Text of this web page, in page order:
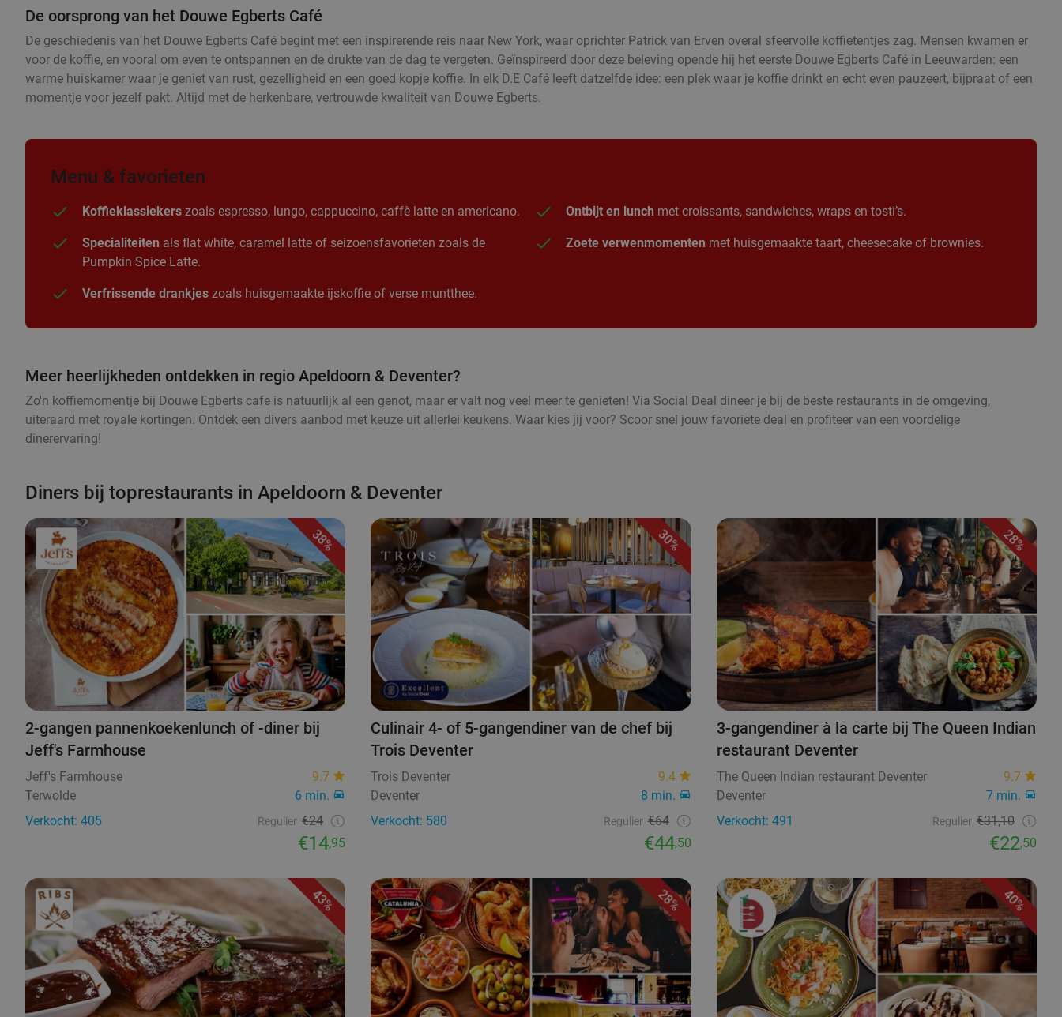
De oorsprong van het Douwe Egberts Café
De geschiedenis van het Douwe Egberts Café begint met een inspirerende reis naar New York, waar oprichter Patrick van Erven overal sfeervolle koffietentjes zag. Mensen kwamen er
voor de koffie, en vooral om even te ontspannen en de drukte van de dag te vergeten. Geïnspireerd door deze beleving opende hij het eerste Douwe Egberts Café in Leeuwarden: een
warme huiskamer waar je geniet van rust, gezelligheid en een goed kopje koffie. In elk D.E Café leeft datzelfde idee: een plek waar je koffie drinkt en echt even pauzeert, bijpraat of een
momentje voor jezelf pakt. Altijd met de herkenbare, vertrouwde kwaliteit van Douwe Egberts.
Menu & favorieten
Koffieklassiekers zoals espresso, lungo, cappuccino, caffè latte en americano.
Specialiteiten als flat white, caramel latte of seizoensfavorieten zoals de
Pumpkin Spice Latte.
Verfrissende drankjes zoals huisgemaakte ijskoffie of verse muntthee.
Ontbijt en lunch met croissants, sandwiches, wraps en tosti’s.
Zoete verwenmomenten met huisgemaakte taart, cheesecake of brownies.
Meer heerlijkheden ontdekken in regio Apeldoorn & Deventer?
Zo'n koffiemomentje bij Douwe Egberts cafe is natuurlijk al een genot, maar er valt nog veel meer te genieten! Via Social Deal dineer je bij de beste restaurants in de omgeving,
uiteraard met royale kortingen. Ontdek een divers aanbod met keuze uit allerlei keukens. Waar kies jij voor? Scoor snel jouw favoriete deal en profiteer van een voordelige
dinerervaring!
Diners bij toprestaurants in Apeldoorn & Deventer
38%
2-gangen pannenkoekenlunch of -diner bij
Jeff's Farmhouse
Jeff's Farmhouse
9.7
Terwolde
6 min.
Verkocht: 405
Regulier €24
€14,95
30%
Culinair 4- of 5-gangendiner van de chef bij
Trois Deventer
Trois Deventer
9.4
Deventer
8 min.
Verkocht: 580
Regulier €64
€44,50
28%
3-gangendiner à la carte bij The Queen Indian
restaurant Deventer
The Queen Indian restaurant Deventer
9.7
Deventer
7 min.
Verkocht: 491
Regulier €31,10
€22,50
43% 28% 40%